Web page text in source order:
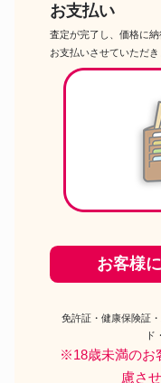
お支払い
査定が完了し、価格に
お支払いさせていただき
お客様
免許証・健康保険証
ド
※18歳未満のお
慮さ